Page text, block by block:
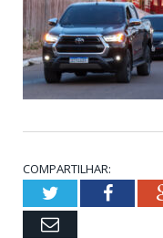
COMPARTILHAR:
Twitter
Email